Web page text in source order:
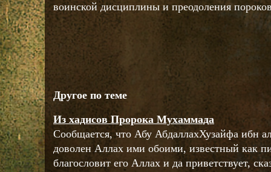
воинской дисциплины и преодоления
Другое по теме
Из хадисов Пророка Мухаммада
Сообщается, что Абу АбдаллахХузайфа ибн
доволен Аллах ими обоими, известный как
благословит его Аллах и да приветствует,